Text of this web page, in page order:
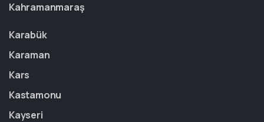
Kahramanmaraş
Karabük
Karaman
Kars
Kastamonu
Kayseri